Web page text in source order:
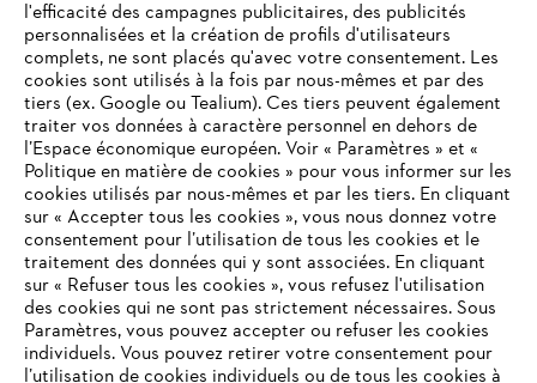
STIHL FAQ
Contact
Politique de protection des données
Mentions légales Utilisation des cookies
VOTRE NAVIGATEUR INTERNET
N'EST PLUS PRIS EN CHARGE
Vous utilisez un navigateur Internet que nous ne prenons plus
l'efficacité des campagnes publicitaires, des publicités
personnalisées et la création de profils d'utilisateurs
complets, ne sont placés qu'avec votre consentement. Les
cookies sont utilisés à la fois par nous-mêmes et par des
tiers (ex. Google ou Tealium). Ces tiers peuvent également
traiter vos données à caractère personnel en dehors de
l’Espace économique européen. Voir « Paramètres » et «
Politique en matière de cookies » pour vous informer sur les
cookies utilisés par nous-mêmes et par les tiers. En cliquant
sur « Accepter tous les cookies », vous nous donnez votre
consentement pour l’utilisation de tous les cookies et le
traitement des données qui y sont associées. En cliquant
sur « Refuser tous les cookies », vous refusez l'utilisation
des cookies qui ne sont pas strictement nécessaires. Sous
Paramètres, vous pouvez accepter ou refuser les cookies
individuels. Vous pouvez retirer votre consentement pour
l’utilisation de cookies individuels ou de tous les cookies à